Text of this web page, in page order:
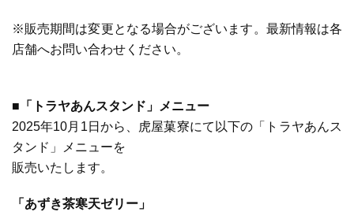
※販売期間は変更となる場合がございます。最新情報は各
店舗へお問い合わせください。
■「トラヤあんスタンド」メニュー
2025年10月1日から、虎屋菓寮にて以下の「トラヤあんス
タンド」メニューを
販売いたします。
「あずき茶寒天ゼリー」